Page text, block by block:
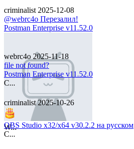
criminalist 2025-12-08
@webrc4o Перезалил!
Postman Enterprise v11.52.0
W...
webrc4o 2025-11-18
file not found?
Postman Enterprise v11.52.0
C...
criminalist 2025-10-26
OBS Studio x32/x64 v30.2.2 на русском
C...